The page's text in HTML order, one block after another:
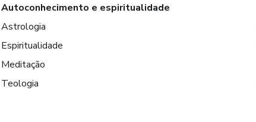
Autoconhecimento e espiritualidade
Astrologia
Espiritualidade
Meditação
Teologia